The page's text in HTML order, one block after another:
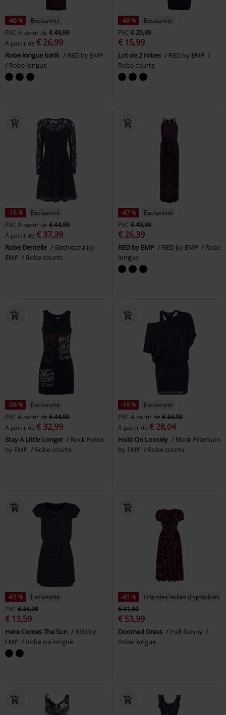
-46 %
Exclusivité
PVC À partir de € 49,99
À partir de € 26,99
Robe longue batik
RED by EMP
Robe longue
-46 %
Exclusivité
PVC € 29,99
€ 15,99
Lot de 2 robes
RED by EMP
Robe courte
-16 %
Exclusivité
PVC À partir de € 44,99
À partir de € 37,39
Robe Dentelle
Gothicana by
EMP
Robe courte
-47 %
Exclusivité
PVC € 49,99
€ 26,39
RED by EMP RED by EMP
Robe
longue
-26 %
Exclusivité
PVC À partir de € 44,99
À partir de € 32,99
Stay A Little Longer
Rock Rebel
by EMP
Robe courte
-19 %
Exclusivité
PVC À partir de € 34,99
À partir de € 28,04
Hold On Loosely
Black Premium
by EMP
Robe courte
-61 %
Exclusivité
PVC € 34,99
€ 13,59
Here Comes The Sun
RED by
EMP
Robe mi-longue
-41 %
Grandes tailles disponibles
€ 91,99
€ 53,99
Doomed Dress
Hell Bunny
Robe longue